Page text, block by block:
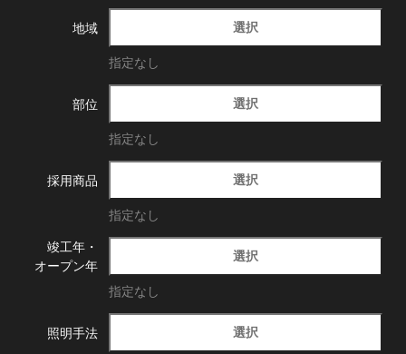
地域 選択
指定なし
部位 選択
指定なし
採用商品 選択
指定なし
竣工年・
オープン年
選択
指定なし
照明手法 選択